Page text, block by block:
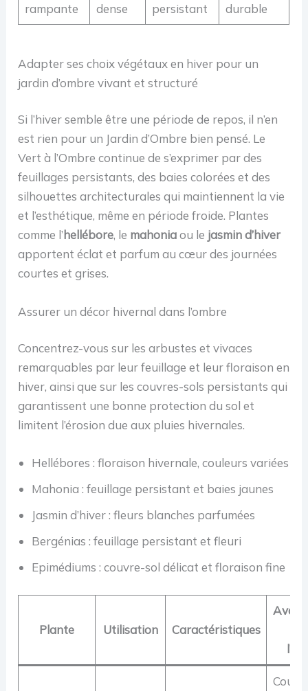
rampante
dense
persistant
durable
Adapter ses choix végétaux en hiver pour un
jardin d’ombre vivant et structuré
Si l’hiver semble être une période de repos, il n’en
est rien pour un Jardin d’Ombre bien pensé. Le
Vert à l’Ombre continue de s’exprimer par des
feuillages persistants, des baies colorées et des
silhouettes architecturales qui maintiennent la vie
et l’esthétique, même en période froide. Plantes
comme l’hellébore, le mahoniaou le jasmin d’hiver
apportent éclat et parfum au cœur des journées
courtes et grises.
Assurer un décor hivernal dans l’ombre
Concentrez-vous sur les arbustes et vivaces
remarquables par leur feuillage et leur floraison en
hiver, ainsi que sur les couvres-sols persistants qui
garantissent une bonne protection du sol et
limitent l’érosion due aux pluies hivernales.
Hellébores : floraison hivernale, couleurs variées
Mahonia : feuillage persistant et baies jaunes
Jasmin d’hiver : fleurs blanches parfumées
Bergénias : feuillage persistant et fleuri
Epimédiums : couvre-sol délicat et floraison fine
Plante Utilisation Caractéristiques